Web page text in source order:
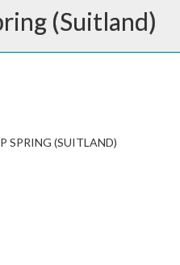
(Suitland)
SPRING (SUITLAND)